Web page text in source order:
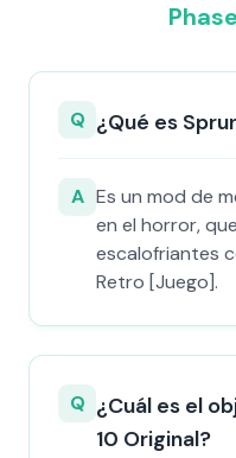
Q ¿Qué es
A Es un mod de
en el horror,
escalofriantes
Retro [Juego].
Q ¿Cuál es el
10 Original?